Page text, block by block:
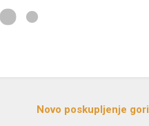
Novo poskupljenje